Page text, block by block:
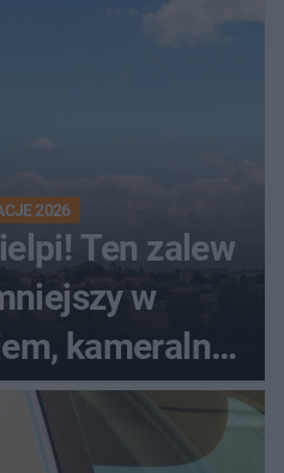
2026
Ten zalew
w
kameralny i